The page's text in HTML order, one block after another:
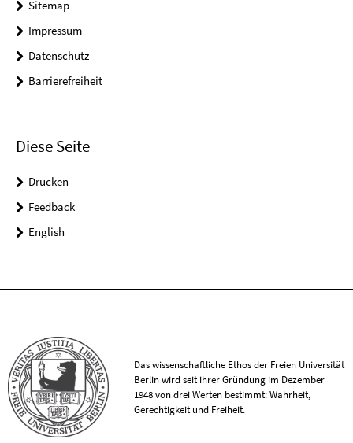
Sitemap
Impressum
Datenschutz
Barrierefreiheit
Diese Seite
Drucken
Feedback
English
Das wissenschaftliche Ethos der Freien Universität
Berlin wird seit ihrer Gründung im Dezember
1948 von drei Werten bestimmt: Wahrheit,
Gerechtigkeit und Freiheit.